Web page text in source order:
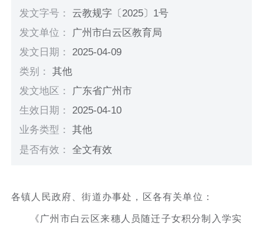
发文字号： 云教规字〔2025〕1号
发文单位： 广州市白云区教育局
发文日期： 2025-04-09
类别：其他
发文地区： 广东省广州市
生效日期： 2025-04-10
业务类型：其他
是否有效：全文有效
各镇人民政府、街道办事处，区各有关单位：
《广州市白云区来穗人员随迁子女积分制入学实